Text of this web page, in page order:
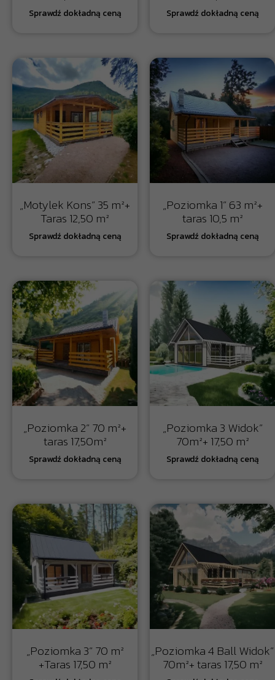
„Motylek Kons” 35 m²+
Taras 12,50 m²
„Poziomka 1” 63 m²+
taras 10,5 m²
„Poziomka 2” 70 m²+
taras 17,50m²
„Poziomka 3 Widok”
70m²+ 17,50 m²
„Poziomka 3” 70 m²
+Taras 17,50 m²
„Poziomka 4 Ball Widok”
70m²+ taras 17,50 m²